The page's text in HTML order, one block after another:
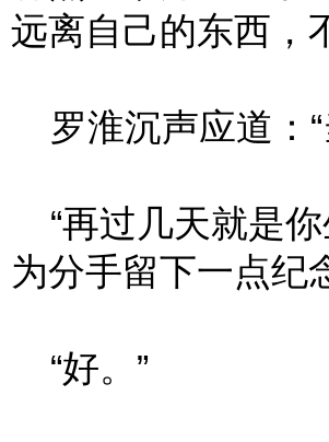
远离自己的东西，
罗淮沉声应道：“
“再过几天就是
为分手留下一点纪
“好。”